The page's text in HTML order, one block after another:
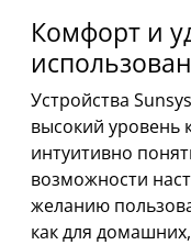
Комфорт и
Устройства
высокий уровень
интуитивно
возможности
желанию
как для